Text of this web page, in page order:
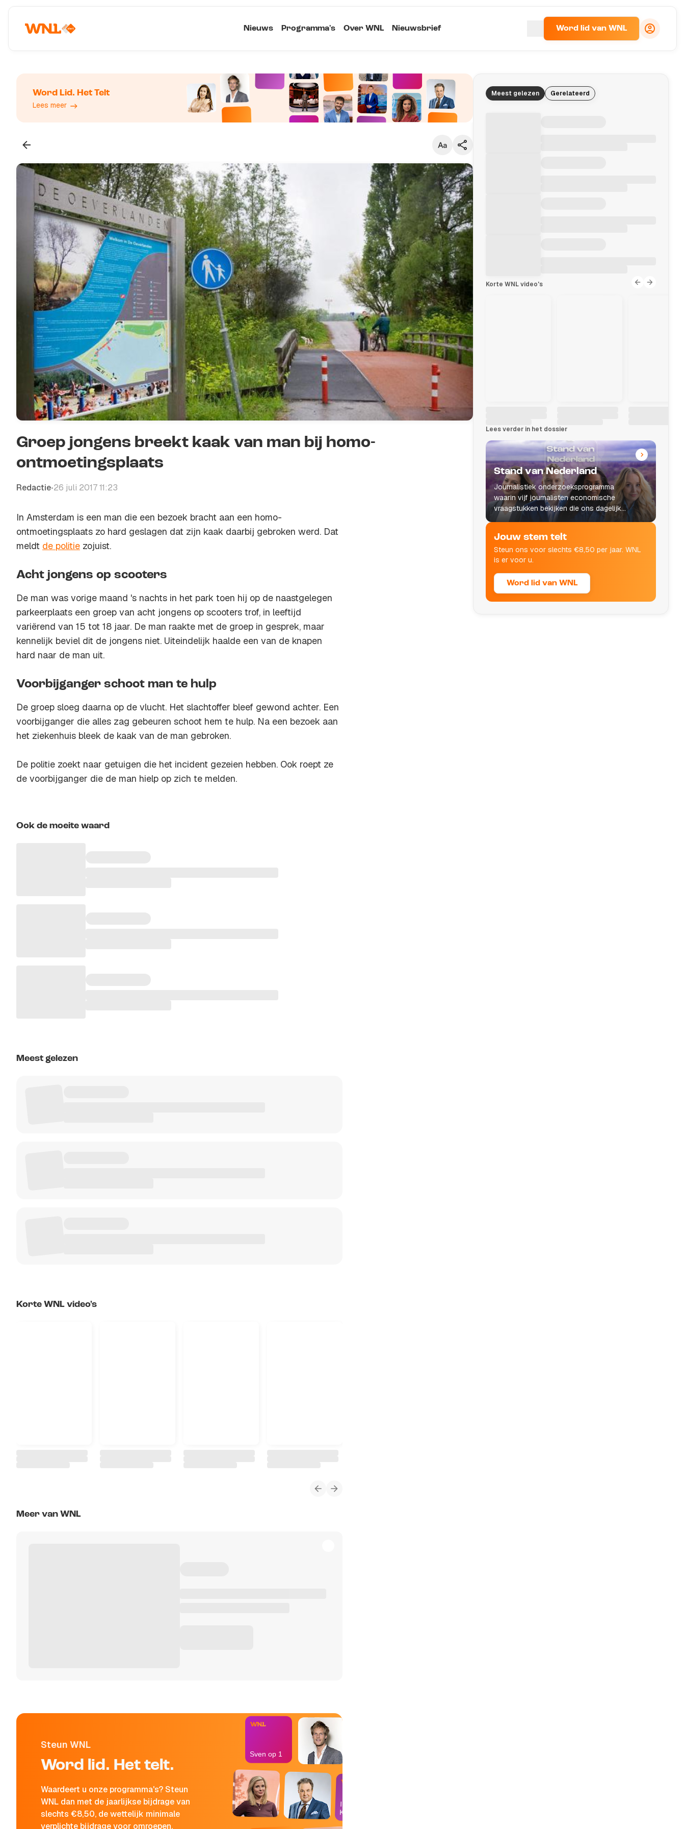
Nieuws Programma's Over WNL Nieuwsbrief Word lid van WNL
Word Lid. Het Telt
Lees meer
Klein
Standaard
Groot
Kopieer link
Groep jongens breekt kaak van man bij homo-
ontmoetingsplaats
Redactie•26 juli 2017 11:23
In Amsterdam is een man die een bezoek bracht aan een homo-
ontmoetingsplaats zo hard geslagen dat zijn kaak daarbij gebroken werd. Dat
meldt de politie zojuist.
Acht jongens op scooters
De man was vorige maand 's nachts in het park toen hij op de naastgelegen
parkeerplaats een groep van acht jongens op scooters trof, in leeftijd
variërend van 15 tot 18 jaar. De man raakte met de groep in gesprek, maar
kennelijk beviel dit de jongens niet. Uiteindelijk haalde een van de knapen
hard naar de man uit.
Voorbijganger schoot man te hulp
De groep sloeg daarna op de vlucht. Het slachtoffer bleef gewond achter. Een
voorbijganger die alles zag gebeuren schoot hem te hulp. Na een bezoek aan
het ziekenhuis bleek de kaak van de man gebroken.
De politie zoekt naar getuigen die het incident gezeien hebben. Ook roept ze
de voorbijganger die de man hielp op zich te melden.
Ook de moeite waard
Meest gelezen
Korte WNL video's
Meer van WNL
Steun WNL
Word lid. Het telt.
Waardeert u onze programma's? Steun
WNL dan met de jaarlijkse bijdrage van
slechts €8,50, de wettelijk minimale
verplichte bijdrage voor omroepen.
In de
Kantine
Sven op 1
Meest gelezen Gerelateerd
Korte WNL video's
Lees verder in het dossier
Stand van Nederland
Journalistiek onderzoeksprogramma
waarin vijf journalisten economische
vraagstukken bekijken die ons dagelijks
leven raken.
Jouw stem telt
Steun ons voor slechts €8,50 per jaar. WNL
is er voor u.
Word lid van WNL